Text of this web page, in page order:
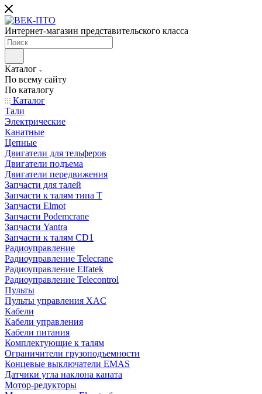
Интернет-магазин представительского класса
Каталог
По всему сайту
По каталогу
Каталог
Тали
Электрические
Канатные
Цепные
Двигатели для тельферов
Двигатели подъема
Двигатели передвижения
Запчасти для талей
Запчасти к талям типа Т
Запчасти Elmot
Запчасти Podemcrane
Запчасти Yantra
Запчасти к талям CD1
Радиоуправление
Радиоуправление Telecrane
Радиоуправление Elfatek
Радиоуправление Telecontrol
Пульты
Пульты управления XAC
Кабели
Кабели управления
Кабели питания
Комплектующие к талям
Ограничители грузоподъемности
Концевые выключатели EMAS
Датчики угла наклона каната
Мотор-редукторы